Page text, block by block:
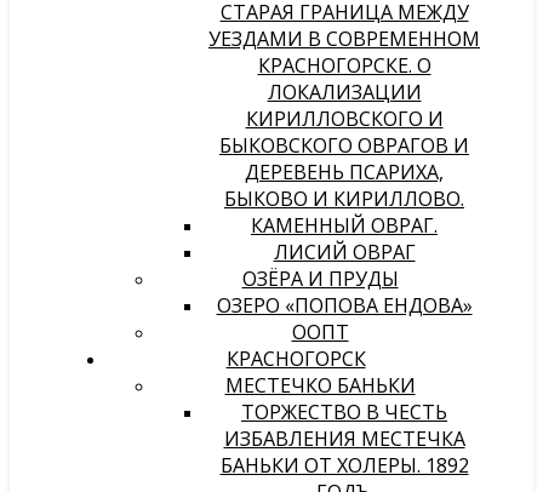
СТАРАЯ ГРАНИЦА МЕЖДУ
УЕЗДАМИ В СОВРЕМЕННОМ
КРАСНОГОРСКЕ. О
ЛОКАЛИЗАЦИИ
КИРИЛЛОВСКОГО И
БЫКОВСКОГО ОВРАГОВ И
ДЕРЕВЕНЬ ПСАРИХА,
БЫКОВО И КИРИЛЛОВО.
КАМЕННЫЙ ОВРАГ.
ЛИСИЙ ОВРАГ
ОЗЁРА И ПРУДЫ
ОЗЕРО «ПОПОВА ЕНДОВА»
ООПТ
КРАСНОГОРСК
МЕСТЕЧКО БАНЬКИ
ТОРЖЕСТВО В ЧЕСТЬ
ИЗБАВЛЕНИЯ МЕСТЕЧКА
БАНЬКИ ОТ ХОЛЕРЫ. 1892